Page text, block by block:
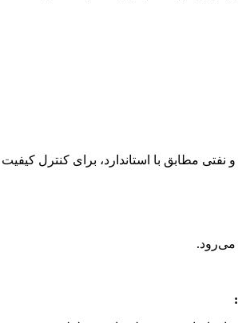
و نفتی مطابق با استاندارد، برای کنترل
می‌رود.